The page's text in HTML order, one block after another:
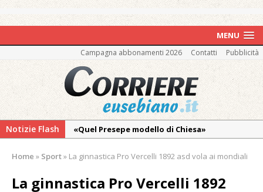
MENU
Campagna abbonamenti 2026 Contatti Pubblicità
Notizie Flash
«Quel Presepe modello di Chiesa»
Ringraziamento: convegno, messa e
mercatino agricolo
Home » Sport» La ginnastica Pro Vercelli 1892 asd vola ai mondiali
La ginnastica Pro Vercelli 1892